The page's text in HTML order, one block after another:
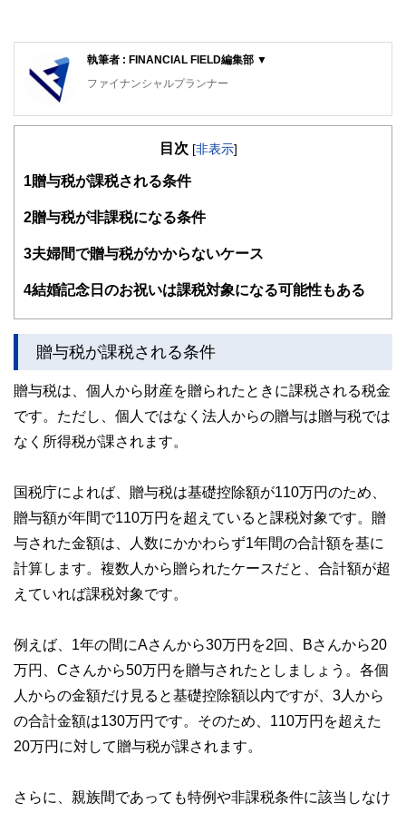
執筆者 : FINANCIAL FIELD編集部 ▼
ファイナンシャルプランナー
FinancialField編集部は、金融、経済に関する記事を、日々
知識がない方でも理解できるようわかりやすく発信していま
得者を中心に「お金や暮らし」に関する書籍・雑誌の編集経
験者で構成され、企画立案から記事掲載まですべての工程に
護士、税理士、宅地建物取引士、相続診断士、住宅ローンア
士、行政書士、投資アナリスト、キャリアコンサルタントな
かしく感じられる年金や税金、相続、保険、ローンなどの話
をわかりやすく発信している点です。
執筆者・監修者による執筆体制を築くことで、内容のわかり
やすさはもちろんのこと、読み応えのあるコンテンツと確か
な情報発信を実現しています。
コンシェルジュを目指します。
目次 [非表示]
1 贈与税が課税される条件
2贈与税が非課税になる条件
3夫婦間で贈与税がかからないケース
4結婚記念日のお祝いは課税対象になる可能性もある
贈与税が課税される条件
贈与税は、個人から財産を贈られたときに課税される税金
です。ただし、個人ではなく法人からの贈与は贈与税では
なく所得税が課されます。
国税庁によれば、贈与税は基礎控除額が110万円のため、
贈与額が年間で110万円を超えていると課税対象です。贈
与された金額は、人数にかかわらず1年間の合計額を基に
計算します。複数人から贈られたケースだと、合計額が超
えていれば課税対象です。
例えば、1年の間にAさんから30万円を2回、Bさんから20
万円、Cさんから50万円を贈与されたとしましょう。各個
人からの金額だけ見ると基礎控除額以内ですが、3人から
の合計金額は130万円です。そのため、110万円を超えた
20万円に対して贈与税が課されます。
さらに、親族間であっても特例や非課税条件に該当しなけ